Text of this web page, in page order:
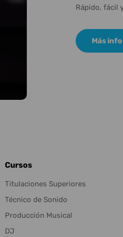
Rápido, fácil
Más info
Cursos
Titulaciones Superiores
Técnico de Sonido
Producción Musical
DJ